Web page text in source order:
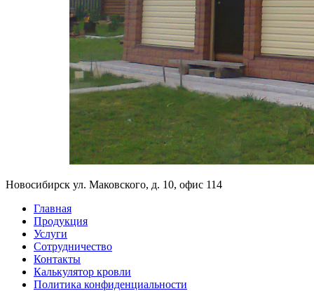
Новосибирск ул. Маковского, д. 10, офис 114
Главная
Продукция
Услуги
Сотрудничество
Контакты
Калькулятор кровли
Политика конфиденциальности